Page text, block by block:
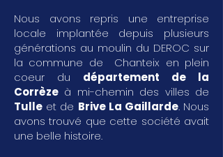
Nous avons repris une entreprise
locale implantée depuis plusieurs
générations au moulin du DEROC sur
la commune de Chanteix en plein
coeur du département de la
Corrèze à mi-chemin des villes de
Tulle et de Brive La Gaillarde. Nous
avons trouvé que cette société avait
une belle histoire.